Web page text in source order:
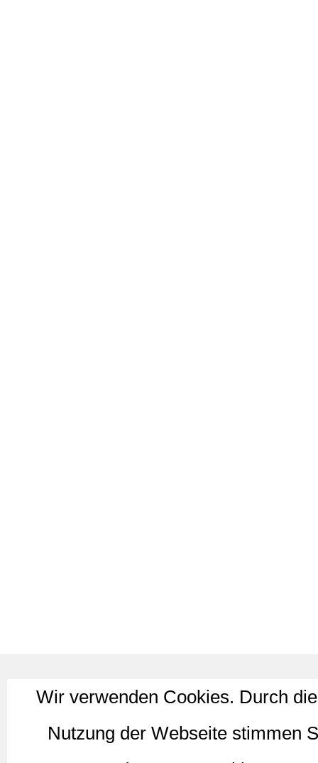
Wir verwenden Cookies. Durch
Nutzung der Webseite stimmen